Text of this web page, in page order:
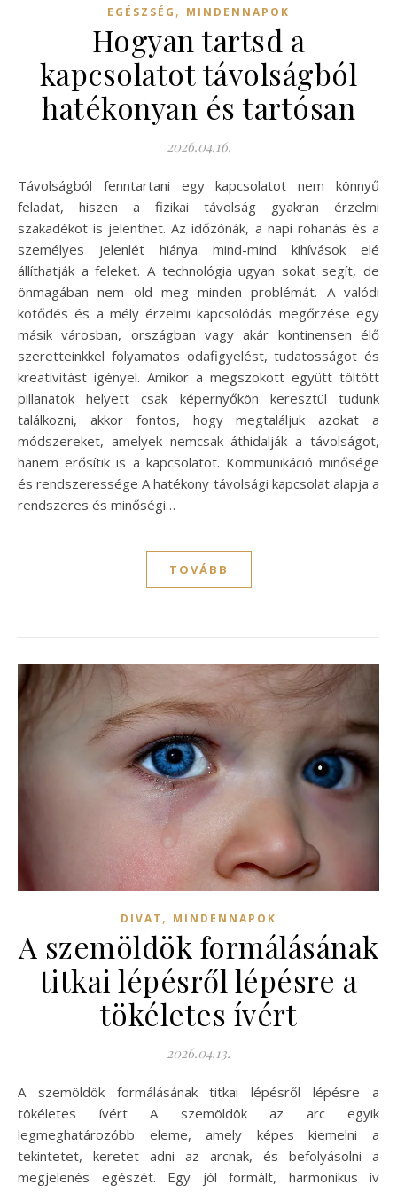
EGÉSZSÉG , MINDENNAPOK
Hogyan tartsd a
kapcsolatot távolságból
hatékonyan és tartósan
2026.04.16.
Távolságból fenntartani egy kapcsolatot nem könnyű
feladat, hiszen a fizikai távolság gyakran érzelmi
szakadékot is jelenthet. Az időzónák, a napi rohanás és a
személyes jelenlét hiánya mind-mind kihívások elé
állíthatják a feleket. A technológia ugyan sokat segít, de
önmagában nem old meg minden problémát. A valódi
kötődés és a mély érzelmi kapcsolódás megőrzése egy
másik városban, országban vagy akár kontinensen élő
szeretteinkkel folyamatos odafigyelést, tudatosságot és
kreativitást igényel. Amikor a megszokott együtt töltött
pillanatok helyett csak képernyőkön keresztül tudunk
találkozni, akkor fontos, hogy megtaláljuk azokat a
módszereket, amelyek nemcsak áthidalják a távolságot,
hanem erősítik is a kapcsolatot. Kommunikáció minősége
és rendszeressége A hatékony távolsági kapcsolat alapja a
rendszeres és minőségi…
TOVÁBB
DIVAT , MINDENNAPOK
A szemöldök formálásának
titkai lépésről lépésre a
tökéletes ívért
2026.04.13.
A szemöldök formálásának titkai lépésről lépésre a
tökéletes ívért A szemöldök az arc egyik
legmeghatározóbb eleme, amely képes kiemelni a
tekintetet, keretet adni az arcnak, és befolyásolni a
megjelenés egészét. Egy jól formált, harmonikus ív